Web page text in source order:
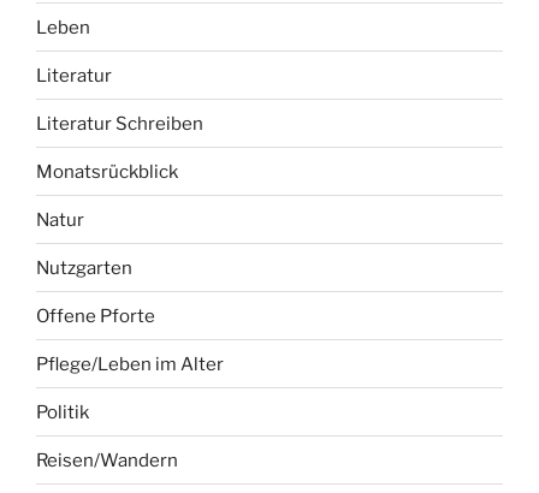
Leben
Literatur
Literatur Schreiben
Monatsrückblick
Natur
Nutzgarten
Offene Pforte
Pflege/Leben im Alter
Politik
Reisen/Wandern